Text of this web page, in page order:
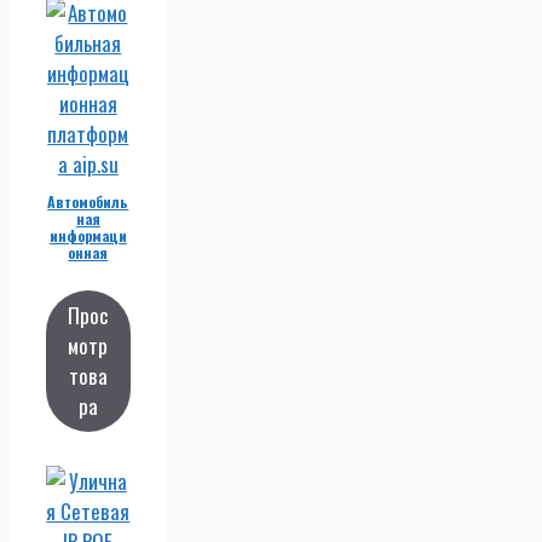
Автомобиль
ная
информаци
онная
Прос
мотр
това
ра